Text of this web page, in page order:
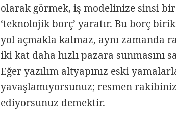
olarak görmek, iş modelinize sinsi
‘teknolojik borç’ yaratır. Bu borç
yol açmakla kalmaz, aynı zamanda
iki kat daha hızlı pazara sunmasını
Eğer yazılım altyapınız eski
yavaşlamıyorsunuz; resmen
ediyorsunuz demektir.